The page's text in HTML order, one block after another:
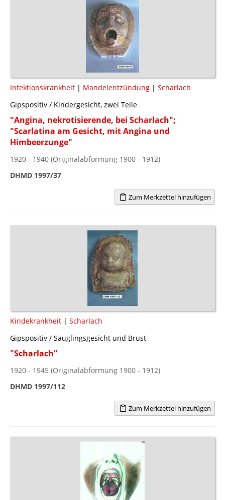
Infektionskrankheit | Mandelentzündung | Scharlach
Gipspositiv / Kindergesicht, zwei Teile
"Angina, nekrotisierende, bei Scharlach";
"Scarlatina am Gesicht, mit Angina und
Himbeerzunge"
1920 - 1940 (Originalabformung 1900 - 1912)
DHMD 1997/37
Zum Merkzettel hinzufügen
Kindekrankheit | Scharlach
Gipspositiv / Säuglingsgesicht und Brust
"Scharlach"
1920 - 1945 (Originalabformung 1900 - 1912)
DHMD 1997/112
Zum Merkzettel hinzufügen